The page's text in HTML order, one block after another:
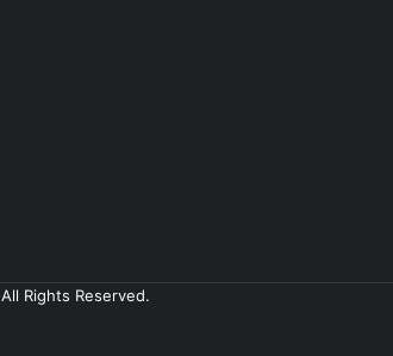
Rights Reserved.